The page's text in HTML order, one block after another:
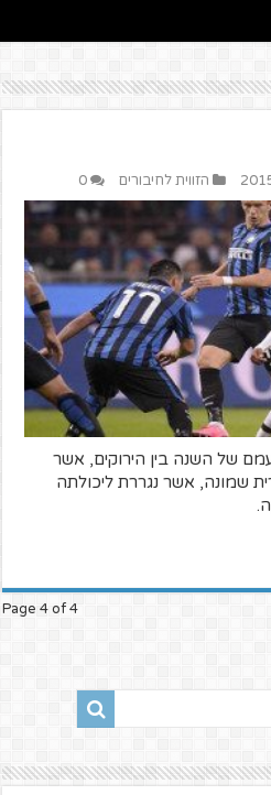
הזווית לחיבורים 0
המשעמם של השנה בין הירוקים, אשר
שמונה, אשר נגררת ליכולתה
Page 4 of 4